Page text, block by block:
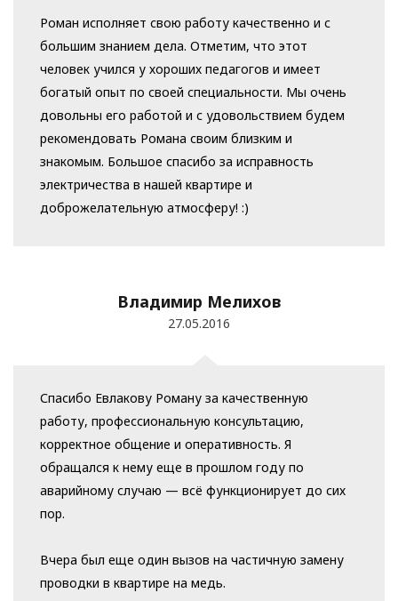
Роман исполняет свою работу качественно и с
большим знанием дела. Отметим, что этот
человек учился у хороших педагогов и имеет
богатый опыт по своей специальности. Мы очень
довольны его работой и с удовольствием будем
рекомендовать Романа своим близким и
знакомым. Большое спасибо за исправность
электричества в нашей квартире и
доброжелательную атмосферу! :)
Владимир Мелихов
27.05.2016
Спасибо Евлакову Роману за качественную
работу, профессиональную консультацию,
корректное общение и оперативность. Я
обращался к нему еще в прошлом году по
аварийному случаю — всё функционирует до сих
пор.
Вчера был еще один вызов на частичную замену
проводки в квартире на медь.